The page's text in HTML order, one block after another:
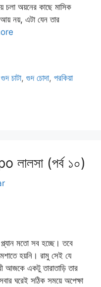
চলা অয়নের কাছে মাসিক
নয়, এটা যেন তার
গুদ চাটা,গুদ চোদা,পরকিয়া
(পর্ব ১০)
মতো সব হচ্ছে। তবে
হয়নি। রামু সেই যে
আজকে একটু তারাতাড়ি তার
ঘরেই সঠিক সময়ে অপেক্ষা